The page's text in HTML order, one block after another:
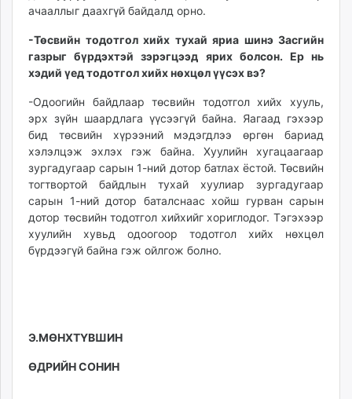
ачааллыг даахгүй байдалд орно.
-Төсвийн тодотгол хийх тухай яриа шинэ Засгийн
газрыг бүрдэхтэй зэрэгцээд ярих болсон. Ер нь
хэдий үед тодотгол хийх нөхцөл үүсэх вэ?
-Одоогийн байдлаар төсвийн тодотгол хийх хууль,
эрх зүйн шаардлага үүсээгүй байна. Яагаад гэхээр
бид төсвийн хүрээний мэдэгдлээ өргөн бариад
хэлэлцэж эхлэх гэж байна. Хуулийн хугацаагаар
зургадугаар сарын 1-ний дотор батлах ёстой. Төсвийн
тогтвортой байдлын тухай хуулиар зургадугаар
сарын 1-ний дотор баталснаас хойш гурван сарын
дотор төсвийн тодотгол хийхийг хориглодог. Тэгэхээр
хуулийн хувьд одоогоор тодотгол хийх нөхцөл
бүрдээгүй байна гэж ойлгож болно.
Э.МӨНХТҮВШИН
ӨДРИЙН СОНИН